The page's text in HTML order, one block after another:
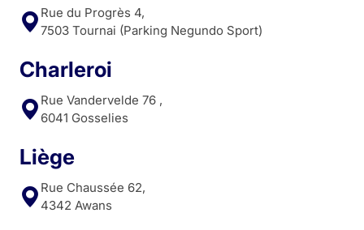
Rue du Progrès 4,
7503 Tournai (Parking Negundo Sport)
Charleroi
Rue Vandervelde 76 ,
6041 Gosselies
Liège
Rue Chaussée 62,
4342 Awans